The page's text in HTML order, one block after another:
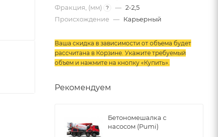
Фракция, (мм)
? — 2-2,5
Происхождение — Карьерный
Ваша скидка в зависимости от объема будет
рассчитана в Корзине. Укажите требуемый
объем и нажмите на кнопку «Купить».
Рекомендуем
Бетономешалка с
насосом (Pumi)